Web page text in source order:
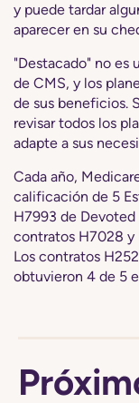
y puede tardar
aparecer en su
"Destacado" no es
de CMS, y los
de sus beneficios.
revisar todos los
adapte a sus
Cada año,
calificación de 5
H7993 de
contratos H7028 y
Los contratos
obtuvieron 4 de 5